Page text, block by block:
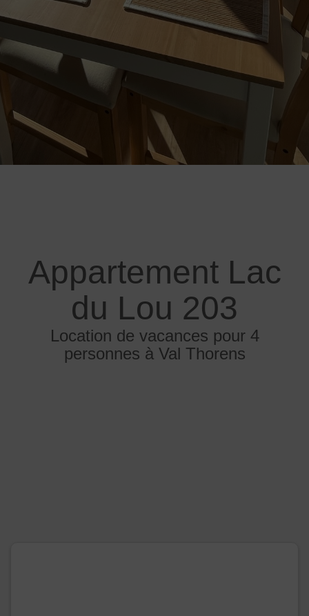
Appartement Lac
du Lou 203
Location de vacances pour 4
personnes à Val Thorens